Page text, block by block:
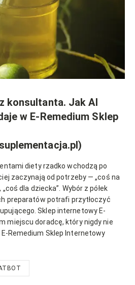
konsultanta. Jak AI
w E-Remedium Sklep
diety rzadko wchodzą po
zaczynają od potrzeby — „coś na
dla dziecka”. Wybór z półek
preparatów potrafi przytłoczyć
Sklep internetowy E-
miejscu doradcę, który nigdy nie
Remedium Sklep Internetowy